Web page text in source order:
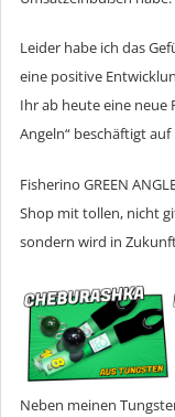
Leider habe ich das
eine positive
Ihr ab heute eine neue
Angeln“ beschäftigt
Fisherino GREEN
Shop mit tollen, nicht
sondern wird in
Neben meinen